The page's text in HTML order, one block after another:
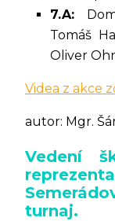
7.A:
Tomáš
Oliver
Videa z akce
autor: Mgr.
Vedení
turnaj.